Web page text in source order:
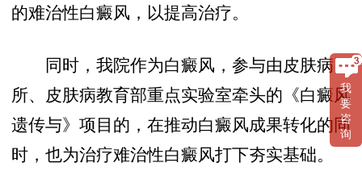
的难治性白癜风，以提高治疗。
同时，我院作为白癜风，参与由皮肤病
所、皮肤病教育部重点实验室牵头的《白癜风
遗传与》项目的，在推动白癜风成果转化的同
时，也为治疗难治性白癜风打下夯实基础。
我
要
咨
询